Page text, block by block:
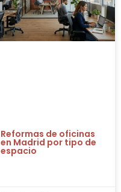
Reformas de oficinas
en Madrid por tipo de
espacio